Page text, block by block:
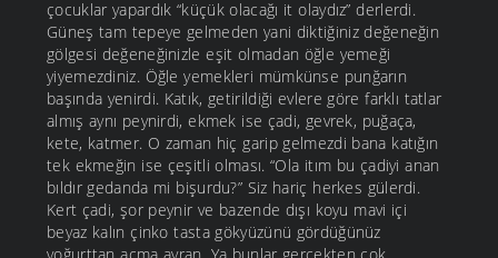
çocuklar yapardık “küçük olacağı it olaydız” derlerdi.
Güneş tam tepeye gelmeden yani diktiğiniz değeneğin
gölgesi değeneğinizle eşit olmadan öğle yemeği
yiyemezdiniz. Öğle yemekleri mümkünse punğarın
başında yenirdi. Katık, getirildiği evlere göre farklı tatlar
almış aynı peynirdi, ekmek ise çadi, gevrek, puğaça,
kete, katmer. O zaman hiç garip gelmezdi bana katığın
tek ekmeğin ise çeşitli olması. “Ola itım bu çadiyi anan
bıldır gedanda mi bişurdu?” Siz hariç herkes gülerdi.
Kert çadi, şor peynir ve bazende dışı koyu mavi içi
beyaz kalın çinko tasta gökyüzünü gördüğünüz